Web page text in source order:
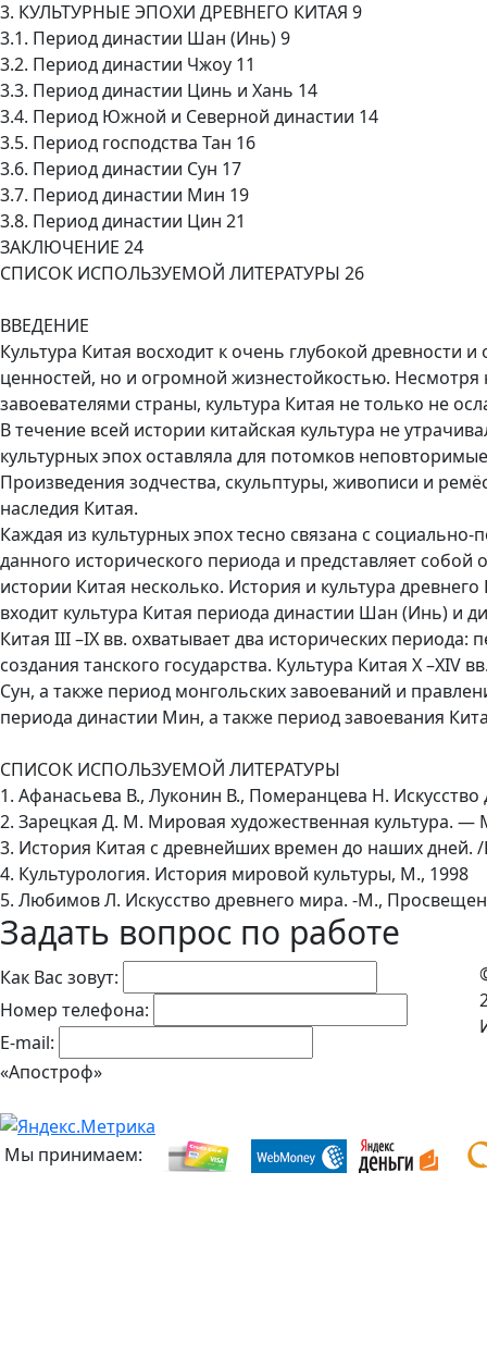
3. КУЛЬТУРНЫЕ ЭПОХИ ДРЕВНЕГО КИТАЯ 9
3.1. Период династии Шан (Инь) 9
3.2. Период династии Чжоу 11
3.3. Период династии Цинь и Хань 14
3.4. Период Южной и Северной династии 14
3.5. Период господства Тан 16
3.6. Период династии Сун 17
3.7. Период династии Мин 19
3.8. Период династии Цин 21
ЗАКЛЮЧЕНИЕ 24
СПИСОК ИСПОЛЬЗУЕМОЙ ЛИТЕРАТУРЫ 26
ВВЕДЕНИЕ
Культура Китая восходит к очень глубокой древности
ценностей, но и огромной жизнестойкостью.
завоевателями страны, культура Китая не только не
В течение всей истории китайская культура не
культурных эпох оставляла для потомков
Произведения зодчества, скульптуры, живописи и
наследия Китая.
Каждая из культурных эпох тесно связана с
данного исторического периода и представляет собой
истории Китая несколько. История и культура
входит культура Китая периода династии Шан (Инь) и
Китая III –IX вв. охватывает два исторических
создания танского государства. Культура Китая X
Сун, а также период монгольских завоеваний и
периода династии Мин, а также период завоевания
СПИСОК ИСПОЛЬЗУЕМОЙ ЛИТЕРАТУРЫ
1. Афанасьева В., Луконин В., Померанцева Н.
2. Зарецкая Д. М. Мировая художественная культура. —
3. История Китая с древнейших времен до наших дней.
4. Культурология. История мировой культуры, М., 1998
5. Любимов Л. Искусство древнего мира. -М.,
Задать вопрос по работе
Как Вас зовут:
Номер телефона:
E-mail:
«Апостроф»
Мы принимаем: